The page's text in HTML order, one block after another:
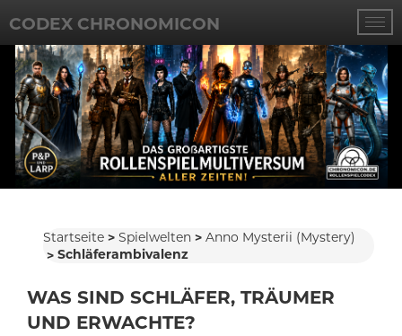
CODEX CHRONOMICON
Startseite Spielwelten
Anno Mysterii (Mystery)
Schläferambivalenz
WAS SIND SCHLÄFER, TRÄUMER
UND ERWACHTE?